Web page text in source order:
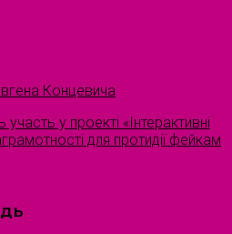
Концевича
участь у проекті «Інтерактивні
для протидії фейкам